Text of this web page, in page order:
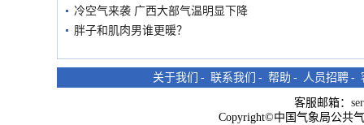
冷空气来袭 广西大部气温明显下降
胖子和肌肉男谁更暖？
关于我们 - 联系我们 - 帮助 - 人员招聘 -
客服邮箱：
Copyright©中国气象局公共